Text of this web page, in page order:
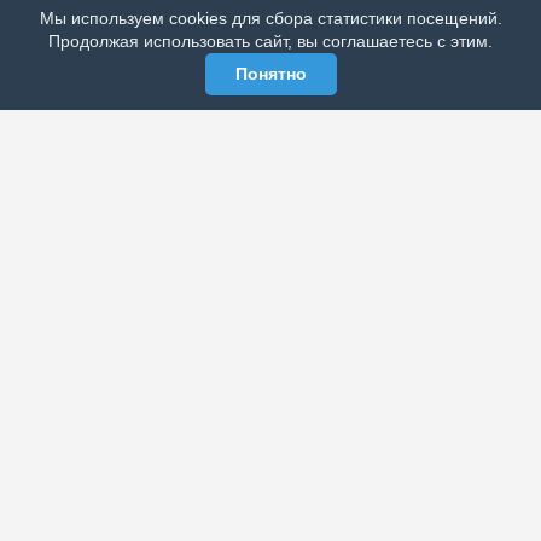
МЫ В СОЦСЕТЯХ
Мы используем cookies для сбора статистики посещений.
Продолжая использовать сайт, вы соглашаетесь с этим.
Понятно